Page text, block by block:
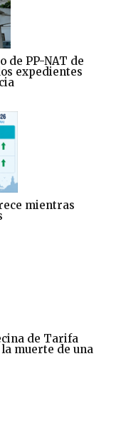
de PP-NAT de
expedientes
mientras
de Tarifa
muerte de una